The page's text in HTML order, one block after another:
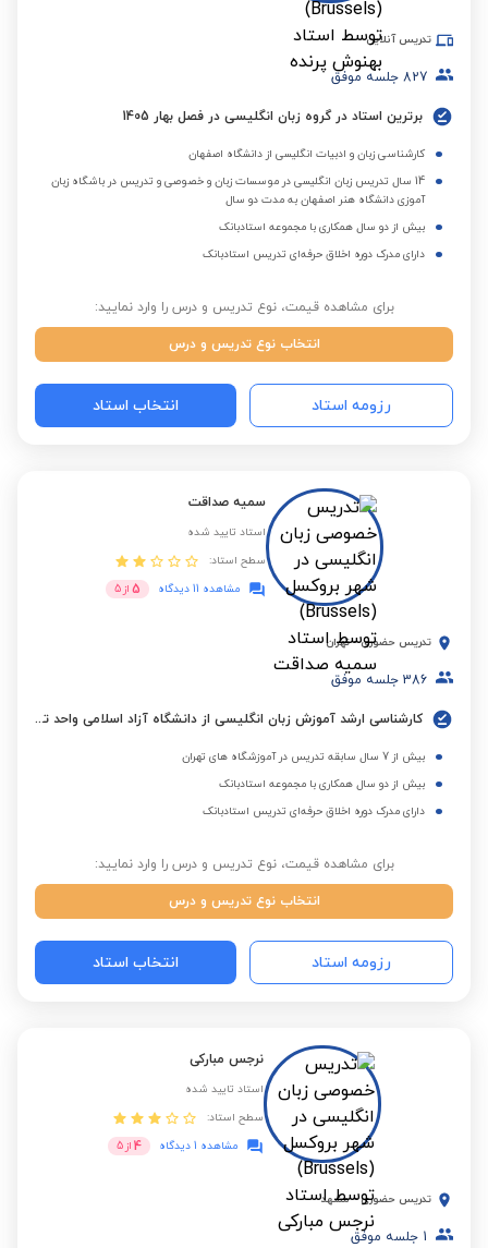
تدریس آنلاین
827 جلسه موفق
برترین استاد در گروه زبان انگلیسی در فصل بهار 1405
کارشناسی زبان و ادبیات انگلیسی از دانشگاه اصفهان
14 سال تدریس زبان انگلیسی در موسسات زبان و خصوصی و تدریس در باشگاه زبان
آموزی دانشگاه هنر اصفهان به مدت دو سال
بیش از دو سال همکاری با مجموعه استادبانک
دارای مدرک دوره اخلاق حرفه‌ای تدریس استادبانک
برای مشاهده قیمت، نوع تدریس و درس را وارد نمایید:
انتخاب نوع تدریس و درس
رزومه استاد انتخاب استاد
سمیه صداقت
استاد تایید شده
سطح استاد:
مشاهده 11 دیدگاه
5 از 5
تدریس حضوری - تهران
386 جلسه موفق
کارشناسی ارشد آموزش زبان انگلیسی از دانشگاه آزاد اسلامی واحد تهران جنوب
بیش از 7 سال سابقه تدریس در آموزشگاه های تهران
بیش از دو سال همکاری با مجموعه استادبانک
دارای مدرک دوره اخلاق حرفه‌ای تدریس استادبانک
برای مشاهده قیمت، نوع تدریس و درس را وارد نمایید:
انتخاب نوع تدریس و درس
رزومه استاد انتخاب استاد
نرجس مبارکی
استاد تایید شده
سطح استاد:
مشاهده 1 دیدگاه
4 از 5
تدریس حضوری - مشهد
1 جلسه موفق